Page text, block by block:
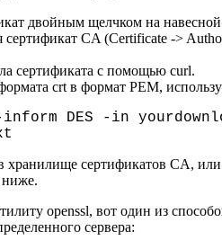
двойным щелчком на навесной
сертификат CA (Certificate ->
сертификата с помощью curl.
crt в формат PEM,
DES -in
хранилище сертификатов CA, или
ниже.
openssl, вот один из
сервера: